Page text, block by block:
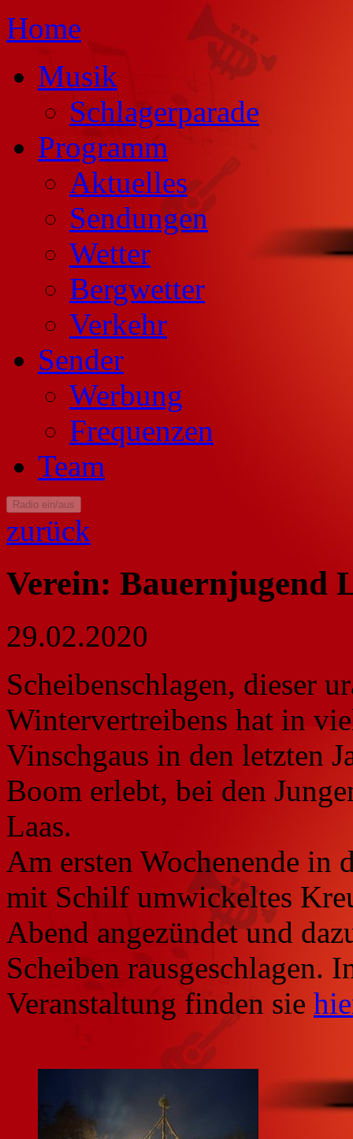
Home
Musik
Schlagerparade
Programm
Aktuelles
Sendungen
Wetter
Bergwetter
Verkehr
Sender
Werbung
Frequenzen
Team
Radio ein/aus
zurück
Verein: Bauernjugend
29.02.2020
Scheibenschlagen, dieser
Wintervertreibens hat in
Vinschgaus in den letzten
Boom erlebt, bei den
Laas.
Am ersten Wochenende in
mit Schilf umwickeltes
Abend angezündet und
Scheiben rausgeschlagen.
Veranstaltung finden sie